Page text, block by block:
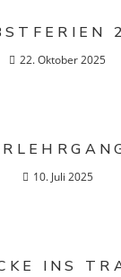
22. Oktober 2025
10. Juli 2025
INS